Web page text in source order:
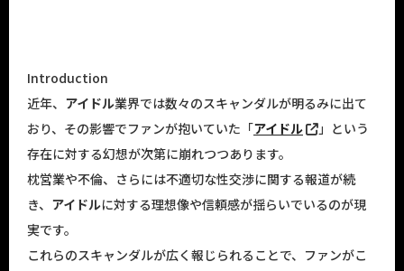
Introduction
近年、 アイドル業界では数々のスキャンダルが明るみに出て
おり、その影響でファンが抱いていた「アイドル
」という
存在に対する幻想が次第に崩れつつあります。
枕営業や不倫、さらには不適切な性交渉に関する報道が続
き、 アイドルに対する理想像や信頼感が揺らいでいるのが現
実です。
これらのスキャンダルが広く報じられることで、ファンがこ